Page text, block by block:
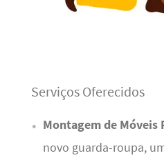
Serviços Oferecidos
Montagem de Móveis
novo guarda-roupa,